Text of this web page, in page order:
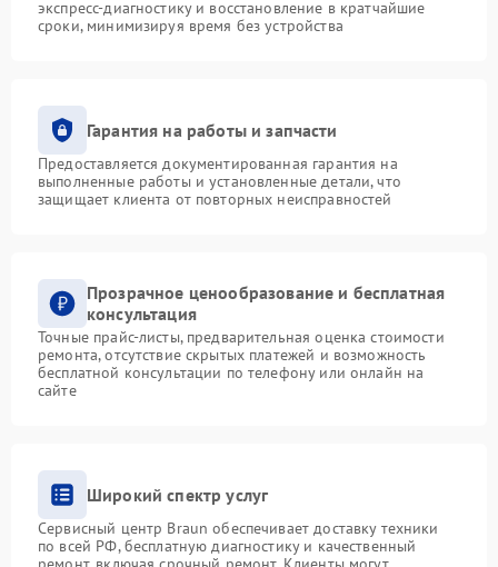
экспресс-диагностику и восстановление в кратчайшие
сроки, минимизируя время без устройства
Гарантия на работы и запчасти
Предоставляется документированная гарантия на
выполненные работы и установленные детали, что
защищает клиента от повторных неисправностей
Прозрачное ценообразование и бесплатная
консультация
Точные прайс-листы, предварительная оценка стоимости
ремонта, отсутствие скрытых платежей и возможность
бесплатной консультации по телефону или онлайн на
сайте
Широкий спектр услуг
Сервисный центр Braun обеспечивает доставку техники
по всей РФ, бесплатную диагностику и качественный